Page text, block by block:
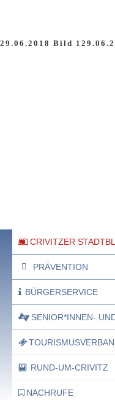
29.06.2018 Bild 1
CRIVITZER
PRÄVENTION
BÜRGERSERVICE
SENIOR*INNEN-
RUND-UM-CRIVITZ
NACHRUFE